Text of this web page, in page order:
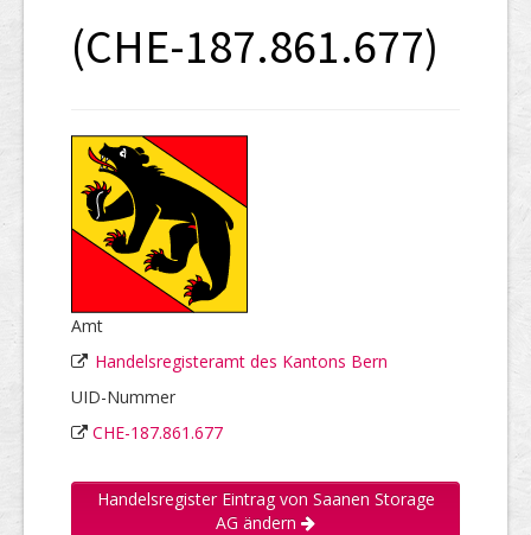
UID-Register
(CHE-187.861.677)
Amt
Handelsregisteramt des Kantons Bern
UID-Nummer
CHE-187.861.677
Handelsregister Eintrag von Saanen Storage
AG ändern